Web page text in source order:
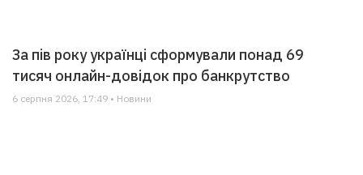
За пів року українці сформували понад 69
тисяч онлайн-довідок про банкрутство
6 серпня 2026, 17:49 • Новини